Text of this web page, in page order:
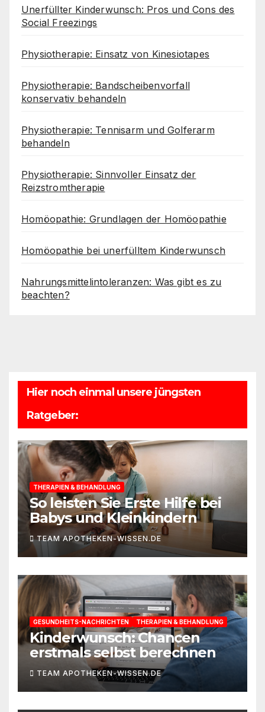
Unerfüllter Kinderwunsch: Pros und Cons des
Social Freezings
Physiotherapie: Einsatz von Kinesiotapes
Physiotherapie: Bandscheibenvorfall
konservativ behandeln
Physiotherapie: Tennisarm und Golferarm
behandeln
Physiotherapie: Sinnvoller Einsatz der
Reizstromtherapie
Homöopathie: Grundlagen der Homöopathie
Homöopathie bei unerfülltem Kinderwunsch
Nahrungsmittelintoleranzen: Was gibt es zu
beachten?
Hier noch einmal unsere jüngsten
Ratgeber:
THERAPIEN & BEHANDLUNG
So leisten Sie Erste Hilfe bei
Babys und Kleinkindern
TEAM APOTHEKEN-WISSEN.DE
GESUNDHEITS-NACHRICHTEN THERAPIEN & BEHANDLUNG
Kinderwunsch: Chancen
erstmals selbst berechnen
TEAM APOTHEKEN-WISSEN.DE